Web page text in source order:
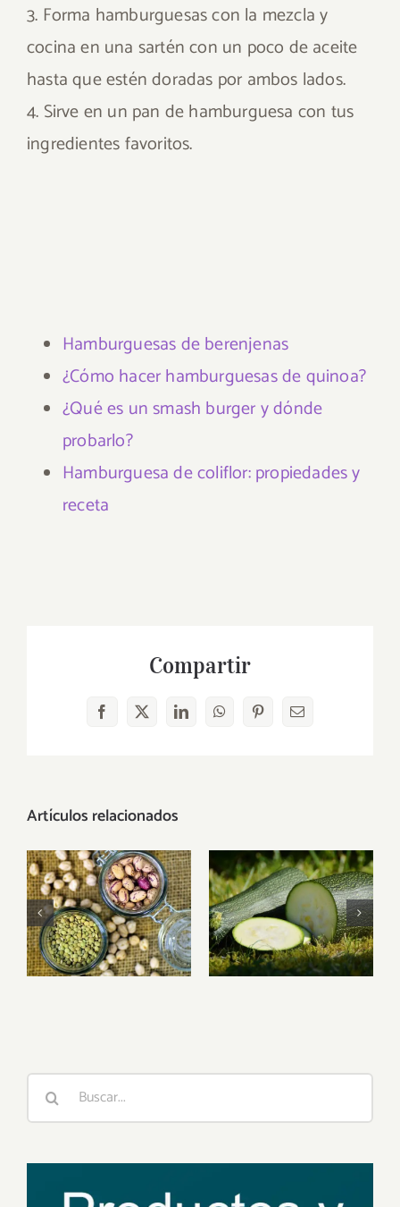
3. Forma hamburguesas con la mezcla y
cocina en una sartén con un poco de aceite
hasta que estén doradas por ambos lados.
4. Sirve en un pan de hamburguesa con tus
ingredientes favoritos.
Hamburguesas de berenjenas
¿Cómo hacer hamburguesas de quinoa?
¿Qué es un smash burger y dónde
probarlo?
Hamburguesa de coliflor: propiedades y
receta
Compartir
Facebook
X LinkedInWhatsAppPinterestCorreo
Artículos relacionados
Hamburguesa
de
legumbres
Hamburguesa
de calabacín
Buscar: